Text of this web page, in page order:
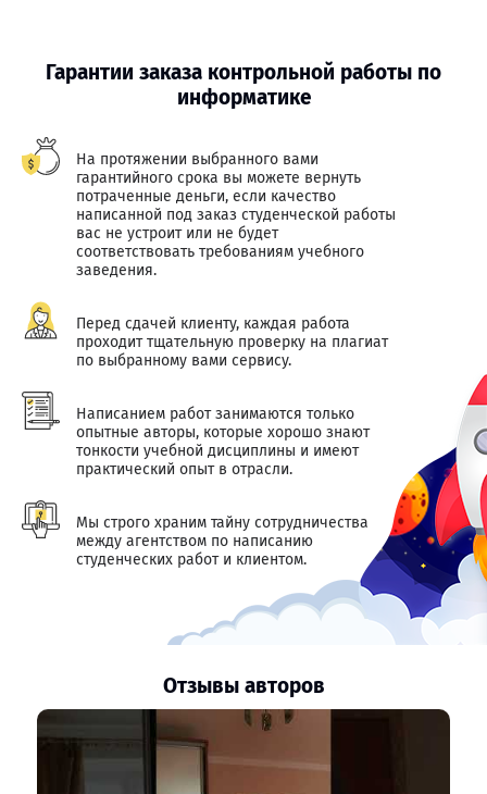
Гарантии заказа контрольной работы по
информатике
На протяжении выбранного вами
гарантийного срока вы можете вернуть
потраченные деньги, если качество
написанной под заказ студенческой работы
вас не устроит или не будет
соответствовать требованиям учебного
заведения.
Перед сдачей клиенту, каждая работа
проходит тщательную проверку на плагиат
по выбранному вами сервису.
Написанием работ занимаются только
опытные авторы, которые хорошо знают
тонкости учебной дисциплины и имеют
практический опыт в отрасли.
Мы строго храним тайну сотрудничества
между агентством по написанию
студенческих работ и клиентом.
Отзывы авторов